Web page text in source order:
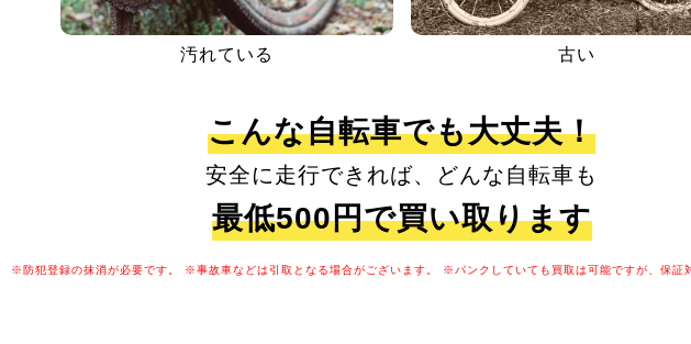
汚れている 古い
こんな自転車でも大丈夫！
安全に走行できれば、どんな自転車も
最低500円で買い取ります
※防犯登録の抹消が必要です。 ※事故車などは引取となる場合がございます。 ※パンクしていても買取は可能ですが、保証